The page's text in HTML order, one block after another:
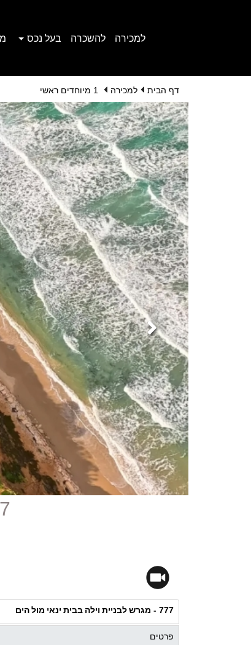
למכירה להשכרה בעל נכס
דף הבית למכירה 1 מיוחדים ראשי
777 -
777 - מגרש לבניית וילה בבית ינאי מול הים
פרטים